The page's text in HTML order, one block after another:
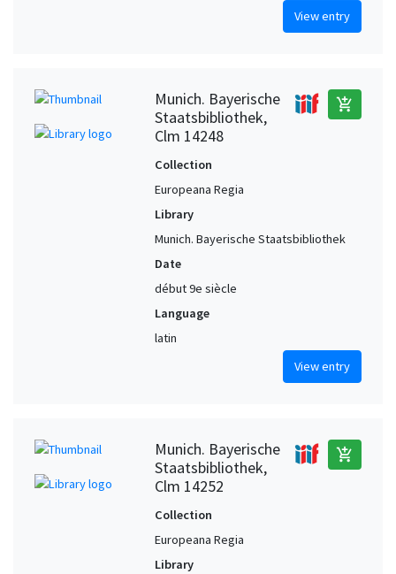
View entry
Munich. Bayerische
Staatsbibliothek,
Clm 14248
add_shopping_cart
Collection
Europeana Regia
Library
Munich. Bayerische Staatsbibliothek
Date
début 9e siècle
Language
latin
View entry
Munich. Bayerische
Staatsbibliothek,
Clm 14252
add_shopping_cart
Collection
Europeana Regia
Library